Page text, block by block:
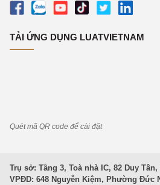
TẢI ỨNG DỤNG LUATVIETNAM
Quét mã QR code để cài đặt
Trụ sở: Tầng 3, Toà nhà IC, 82 Duy Tân,
VPĐD: 648 Nguyễn Kiệm, Phường Đức